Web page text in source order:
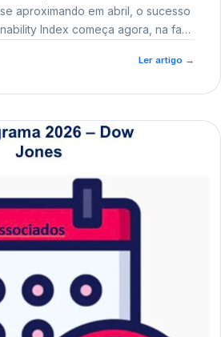
aproximando em abril, o sucesso
Index começa agora, na fase
Ler artigo →